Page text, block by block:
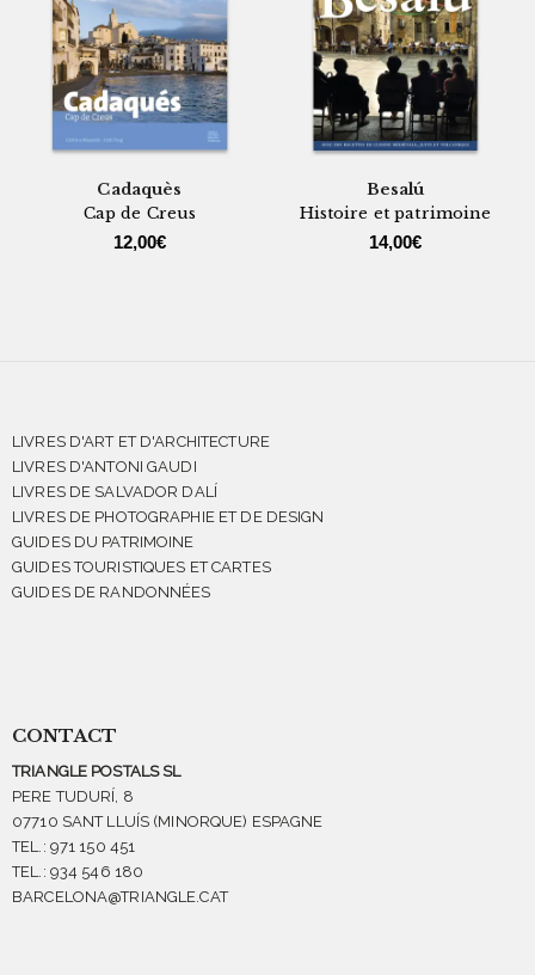
Cadaquès
Cap de Creus
12,00€
Besalú
Histoire et patrimoine
14,00€
LIVRES D'ART ET D'ARCHITECTURE
LIVRES D'ANTONI GAUDI
LIVRES DE SALVADOR DALÍ
LIVRES DE PHOTOGRAPHIE ET DE DESIGN
GUIDES DU PATRIMOINE
GUIDES TOURISTIQUES ET CARTES
GUIDES DE RANDONNÉES
CONTACT
TRIANGLE POSTALS SL
PERE TUDURÍ, 8
07710 SANT LLUÍS (MINORQUE) ESPAGNE
TEL.: 971 150 451
TEL.: 934 546 180
BARCELONA@TRIANGLE.CAT